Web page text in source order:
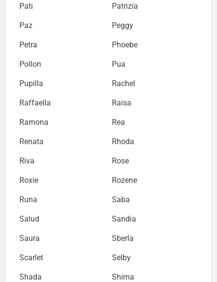
Pati Patrizia
Paz Peggy
Petra Phoebe
Pollon Pua
Pupilla Rachel
Raffaella Raisa
Ramona Rea
Renata Rhoda
Riva Rose
Roxie Rozene
Runa Saba
Salud Sandia
Saura Sberla
Scarlet Selby
Shada Shima